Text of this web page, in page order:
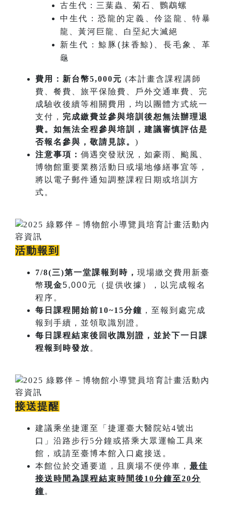
古生代：三葉蟲、菊石、鸚鵡螺
中生代：恐龍的定義、伶盜龍、特暴
龍、黃河巨龍、白堊紀大滅絕
新生代：鯨豚(抹香鯨)、長毛象、革
龜
費用：新台幣5,000元 (本計畫含課程講師
費、餐費、旅平保險費、戶外交通車費、完
成驗收後續等相關費用，均以團體方式統一
支付， 完成繳費並參與培訓後恕無法辦理退
費。如無法全程參與培訓，建議審慎評估是
否報名參與，敬請見諒。 )
注意事項： 倘遇突發狀況，如豪雨、颱風、
博物館重要業務活動日或場地修繕事宜等，
將以電子郵件通知調整課程日期或培訓方
式。
活動報到
7/8(三)第一堂課報到時， 現場繳交費用新臺
幣現金5,000元（提供收據），以完成報名
程序。
每日課程開始​前10~15分鐘 ，至報到處完成
報到手續，並領取識別證。
每日課程結束後回收識別證，並於下一日課
程報到時發放 。
接送提醒
建議乘坐捷運至「捷運臺大醫院站4號出
口」沿路步行5分鐘或搭乘大眾運輸工具來
館，或請至臺博本館入口處接送。
本館位於交通要道，且廣場不便停車， 最佳
接送時間為課程結束時間後10分鐘至20分
鐘。